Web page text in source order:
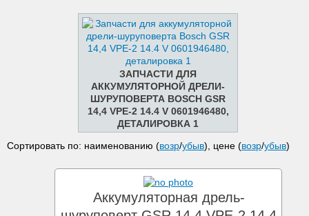
ЗАПЧАСТИ ДЛЯ
АККУМУЛЯТОРНОЙ ДРЕЛИ-
ШУРУПОВЕРТА BOSCH GSR
14,4 VPE-2 14.4 V 0601946480,
ДЕТАЛИРОВКА 1
Сортировать по: наименованию (возр/убыв), цене (возр/убыв)
Аккумуляторная дрель-